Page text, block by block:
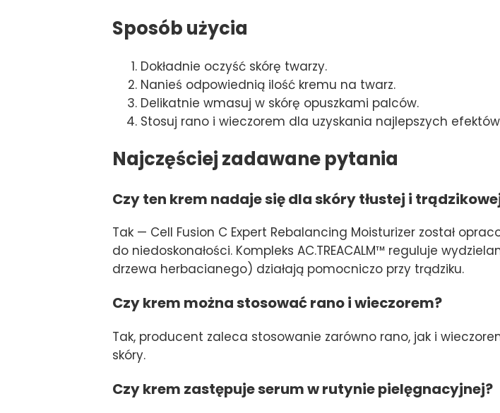
Sposób użycia
Dokładnie oczyść skórę twarzy.
Nanieś odpowiednią ilość kremu na twarz.
Delikatnie wmasuj w skórę opuszkami palców.
Stosuj rano i wieczorem dla uzyskania najlepszych
Najczęściej zadawane pytania
Czy ten krem nadaje się dla skóry tłustej i
Tak — Cell Fusion C Expert Rebalancing Moisturizer został
do niedoskonałości. Kompleks AC.TREACALM™ reguluje
drzewa herbacianego) działają pomocniczo przy trądziku.
Czy krem można stosować rano i wieczorem?
Tak, producent zaleca stosowanie zarówno rano, jak i
skóry.
Czy krem zastępuje serum w rutynie pielęgnacyjnej?